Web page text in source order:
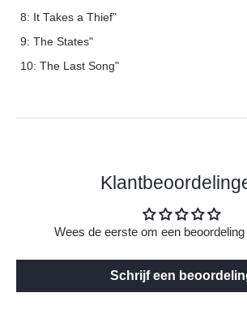
8: It Takes a Thief"
9: The States"
10: The Last Song"
Wees de eerste om een
Schrijf een